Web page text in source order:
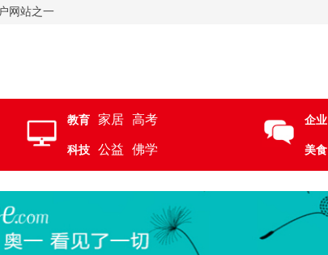
网站之一
教育 家居 高考
科技 公益 佛学
企业
美食